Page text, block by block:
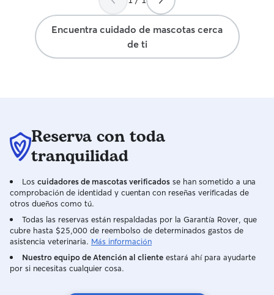
algo que le encantó. Se nota que trata a
los perros con mucho cariño y
dedicación. Sin duda volvería a confiar
en ella y la recomiendo a cualquiera que
busque una cuidadora responsable,
Encuentra cuidado de mascotas cerca
de ti
Reserva con toda
tranquilidad
Los cuidadores de mascotas verificados se han sometido a una
comprobación de identidad y cuentan con reseñas verificadas de
otros dueños como tú.
Todas las reservas están respaldadas por la Garantía Rover, que
cubre hasta $25,000 de reembolso de determinados gastos de
asistencia veterinaria. Más información
Nuestro equipo de Atención al cliente estará ahí para ayudarte
por si necesitas cualquier cosa.